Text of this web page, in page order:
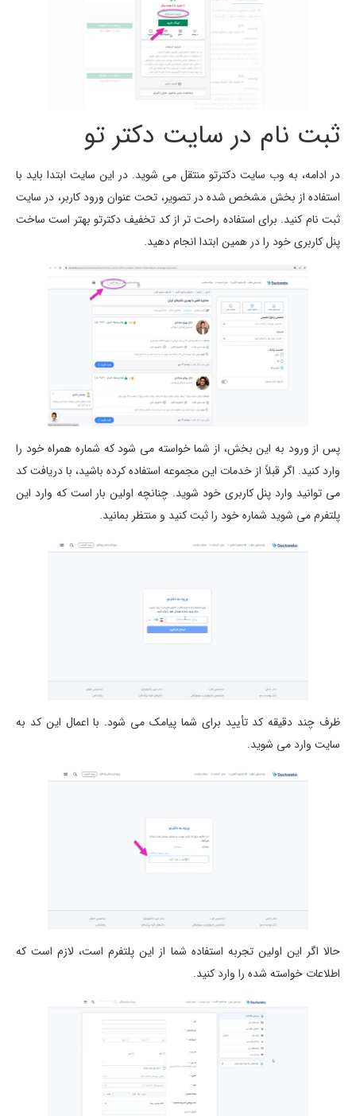
ثبت نام در سایت دکتر تو
در ادامه، به وب سایت دکترتو منتقل می شوید. در این سایت ابتدا باید با
استفاده از بخش مشخص شده در تصویر، تحت عنوان ورود کاربر، در سایت
ثبت نام کنید. برای استفاده راحت تر از کد تخفیف دکترتو بهتر است ساخت
پنل کاربری خود را در همین ابتدا انجام دهید.
پس از ورود به این بخش، از شما خواسته می شود که شماره همراه خود را
وارد کنید. اگر قبلاً از خدمات این مجموعه استفاده کرده باشید، با دریافت کد
می توانید وارد پنل کاربری خود شوید. چنانچه اولین بار است که وارد این
پلتفرم می شوید شماره خود را ثبت کنید و منتظر بمانید.
ظرف چند دقیقه کد تأیید برای شما پیامک می شود. با اعمال این کد به
سایت وارد می شوید.
حالا اگر این اولین تجربه استفاده شما از این پلتفرم است، لازم است که
اطلاعات خواسته شده را وارد کنید.